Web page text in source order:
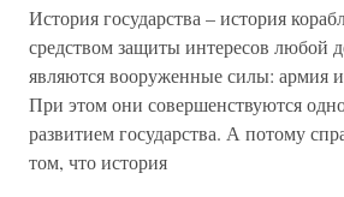
История государства – история
средством защиты интересов любой
являются вооруженные силы: армия
При этом они совершенствуются
развитием государства. А потому
том, что история